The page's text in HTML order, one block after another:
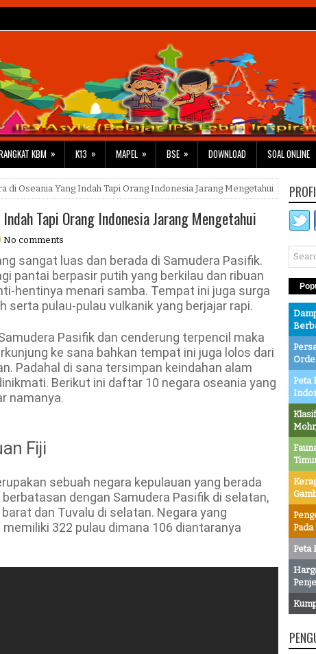
KBM » K13 » MAPEL » BSE » DOWNLOAD SOAL ONLINE
di Oseania Yang Indah Tapi Orang Indonesia Jarang Mengetahui
Tapi Orang Indonesia Jarang Mengetahui
No comments
sangat luas dan berada di Samudera Pasifik.
pantai berpasir putih yang berkilau dan ribuan
hentinya menari samba. Tempat ini juga surga
serta pulau-pulau vulkanik yang berjajar rapi.
Pasifik dan cenderung terpencil maka
ke sana bahkan tempat ini juga lolos dari
Padahal di sana tersimpan keindahan alam
Berikut ini daftar 10 negara oseania yang
namanya.
Fiji
sebuah negara kepulauan yang berada
berbatasan dengan Samudera Pasifik di selatan,
dan Tuvalu di selatan. Negara yang
322 pulau dimana 106 diantaranya
Peta
Peta